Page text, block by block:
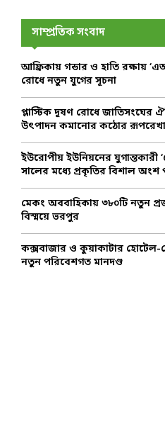
f
r
সাম্প্রতিক সংবাদ
আফ্রিকায় গন্ডার ও হাতি রক্ষায়
রোধে নতুন যুগের সূচনা
প্লাস্টিক দূষণ রোধে জাতিসংঘের
উৎপাদন কমানোর কঠোর রূপরেখা
ইউরোপীয় ইউনিয়নের যুগান্তকারী
সালের মধ্যে প্রকৃতির বিশাল অংশ
মেকং অববাহিকায় ৩৮০টি নতুন
বিস্ময়ে ভরপুর
কক্সবাজার ও কুয়াকাটার হোটেল-
নতুন পরিবেশগত মানদণ্ড